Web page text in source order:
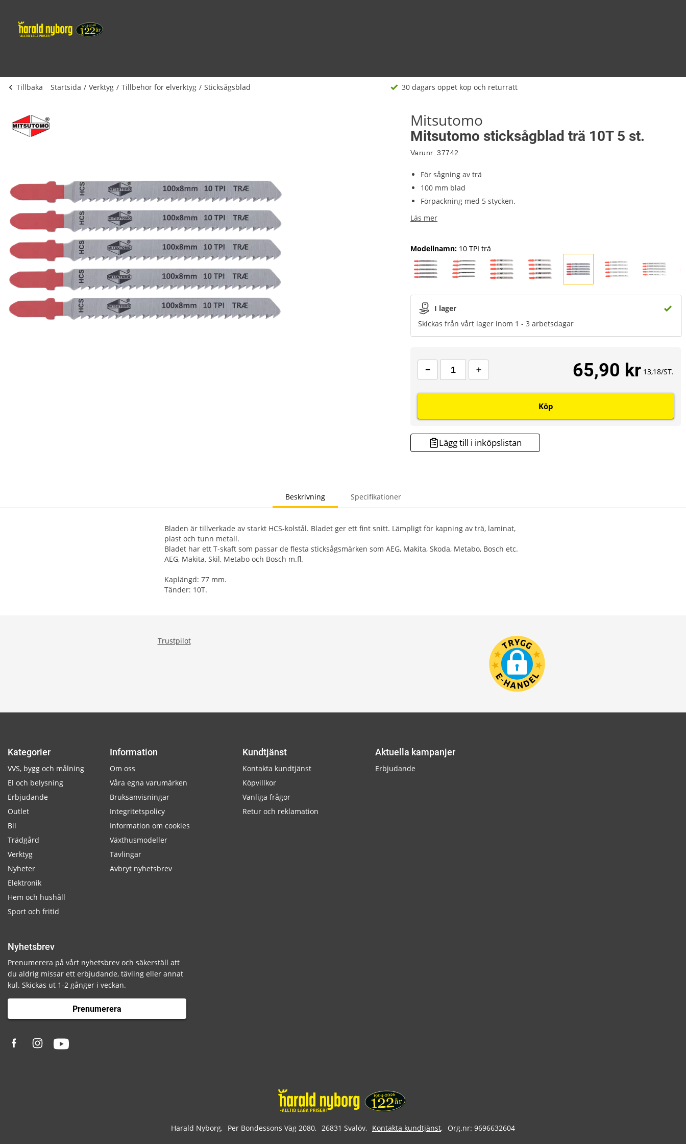
Tillbaka Startsida Verktyg Tillbehör för elverktyg Sticksågsblad 30 dagars öppet köp och returrätt
Mitsutomo
Mitsutomo sticksågblad trä 10T 5 st.
Varunr. 37742
För sågning av trä
100 mm blad
Förpackning med 5 stycken.
Läs mer
Modellnamn: 10 TPI trä
I lager
Skickas från vårt lager inom 1 - 3 arbetsdagar
65,90 kr 13,18/ST.
Köp
Lägg till i inköpslistan
Beskrivning Specifikationer
Bladen är tillverkade av starkt HCS-kolstål. Bladet ger ett fint snitt. Lämpligt för kapning av trä, laminat,
plast och tunn metall.
Bladet har ett T-skaft som passar de flesta sticksågsmärken som AEG, Makita, Skoda, Metabo, Bosch etc.
AEG, Makita, Skil, Metabo och Bosch m.fl.
Kaplängd: 77 mm.
Tänder: 10T.
Trustpilot
Kategorier
VVS, bygg och målning
El och belysning
Erbjudande
Outlet
Bil
Trädgård
Verktyg
Nyheter
Elektronik
Hem och hushåll
Sport och fritid
Information
Om oss
Våra egna varumärken
Bruksanvisningar
Integritetspolicy
Information om cookies
Växthusmodeller
Tävlingar
Avbryt nyhetsbrev
Kundtjänst
Kontakta kundtjänst
Köpvillkor
Vanliga frågor
Retur och reklamation
Aktuella kampanjer
Erbjudande
Nyhetsbrev
Prenumerera på vårt nyhetsbrev och säkerställ att
du aldrig missar ett erbjudande, tävling eller annat
kul. Skickas ut 1-2 gånger i veckan.
Prenumerera
Harald Nyborg Per Bondessons Väg 2080 26831 Svalöv Kontakta kundtjänst Org.nr: 9696632604